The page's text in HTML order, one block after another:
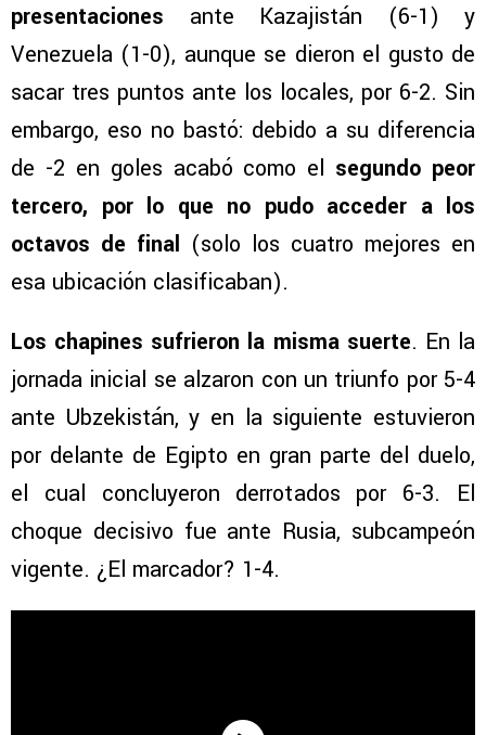
presentaciones ante Kazajistán (6-1) y
Venezuela (1-0), aunque se dieron el gusto de
sacar tres puntos ante los locales, por 6-2. Sin
embargo, eso no bastó: debido a su diferencia
de -2 en goles acabó como el segundo peor
tercero, por lo que no pudo acceder a los
octavos de final (solo los cuatro mejores en
esa ubicación clasificaban).
Los chapines sufrieron la misma suerte. En la
jornada inicial se alzaron con un triunfo por 5-4
ante Ubzekistán, y en la siguiente estuvieron
por delante de Egipto en gran parte del duelo,
el cual concluyeron derrotados por 6-3. El
choque decisivo fue ante Rusia, subcampeón
vigente. ¿El marcador? 1-4.